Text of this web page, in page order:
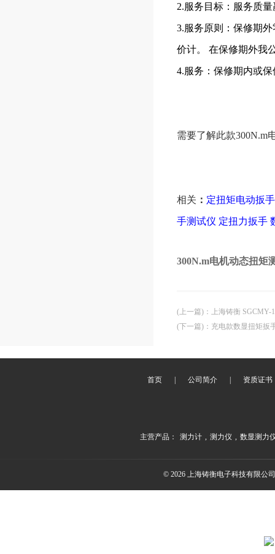
2.服务目标：服务质
3.服务原则：保修期
价计。 在保修期外我
4.服务：保修期内或
需要了解此款300N.m
相关 ： 定扭矩电动扳
手测试仪 定扭力扳手
300N.m电机动态扭矩
(上一篇) ：
上海铸衡
(下一篇) ： 充电款数显扭矩扳
首页 | 公司简介 | 资质证书
主营产品： 测力计 , 测力仪 , 数显测力
© 2026 上海铸衡电子科技有限公